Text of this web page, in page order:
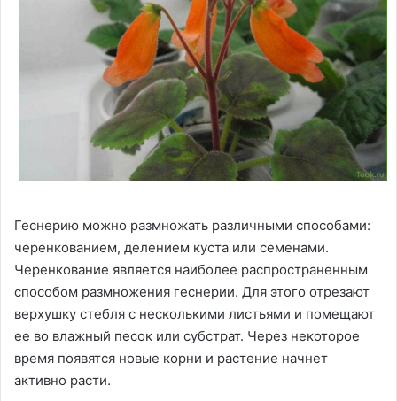
Геснерию можно размножать различными способами:
черенкованием, делением куста или семенами.
Черенкование является наиболее распространенным
способом размножения геснерии. Для этого отрезают
верхушку стебля с несколькими листьями и помещают
ее во влажный песок или субстрат. Через некоторое
время появятся новые корни и растение начнет
активно расти.